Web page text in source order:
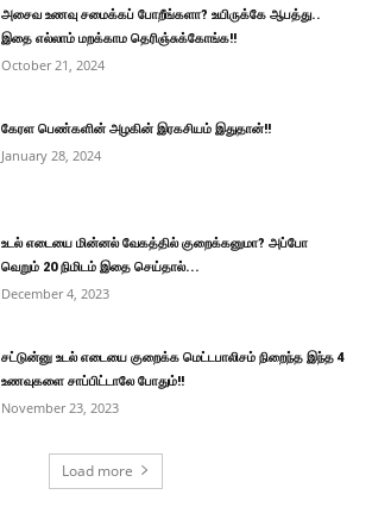
அசைவ உணவு சமைக்கப் போறீங்களா? உயிருக்கே ஆபத்து..
இதை எல்லாம் மறக்காம தெரிஞ்சுக்கோங்க!!
October 21, 2024
கேரள பெண்களின் அழகின் இரகசியம் இதுதான்!!
January 28, 2024
உடல் எடையை மின்னல் வேகத்தில் குறைக்கனுமா? அப்போ
வெறும் 20 நிமிடம் இதை செய்தால்...
December 4, 2023
சட்டுன்னு உடல் எடையை குறைக்க மெட்டபாலிசம் நிறைந்த இந்த 4
உணவுகளை சாப்பிட்டாலே போதும்!!
November 23, 2023
Load more